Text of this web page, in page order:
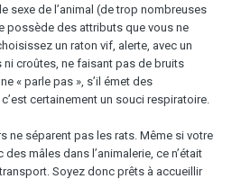
sexe de l’animal (de trop nombreuses
possède des attributs que vous ne
un raton vif, alerte, avec un
ni croûtes, ne faisant pas de bruits
« parle pas », s’il émet des
certainement un souci respiratoire.
ne séparent pas les rats. Même si votre
des mâles dans l’animalerie, ce n’était
Soyez donc prêts à accueillir